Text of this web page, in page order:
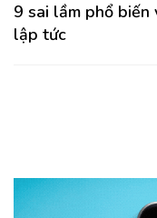
9 sai lầm phổ
lập tức